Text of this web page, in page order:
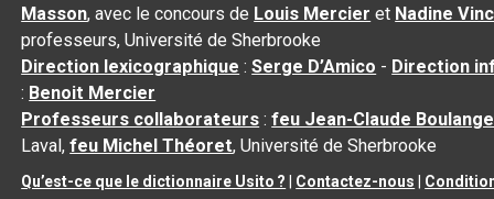
Masson, avec le concours de Louis Mercier et Nadine
professeurs, Université de Sherbrooke
Direction lexicographique :Serge D’Amico - Direction
: Benoit Mercier
Professeurs collaborateurs :feu Jean-Claude
Laval,feu Michel Théoret, Université de Sherbrooke
Qu’est-ce que le dictionnaire Usito ? Contactez-nous